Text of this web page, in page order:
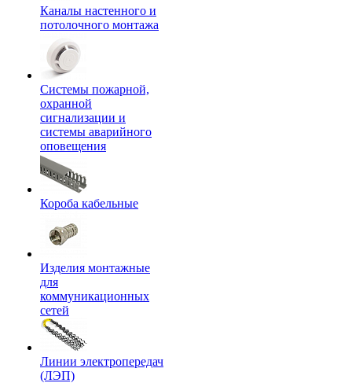
Каналы настенного и
потолочного монтажа
Системы пожарной,
охранной
сигнализации и
системы аварийного
оповещения
Короба кабельные
Изделия монтажные
для
коммуникационных
сетей
Линии электропередач
(ЛЭП)